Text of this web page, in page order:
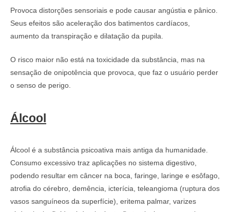
Provoca distorções sensoriais e pode causar angústia e pânico.
Seus efeitos são aceleração dos batimentos cardíacos,
aumento da transpiração e dilatação da pupila.
O risco maior não está na toxicidade da substância, mas na
sensação de onipotência que provoca, que faz o usuário perder
o senso de perigo.
Álcool
Álcool é a substância psicoativa mais antiga da humanidade.
Consumo excessivo traz aplicações no sistema digestivo,
podendo resultar em câncer na boca, faringe, laringe e esôfago,
atrofia do cérebro, demência, icterícia, teleangioma (ruptura dos
vasos sanguíneos da superfície), eritema palmar, varizes